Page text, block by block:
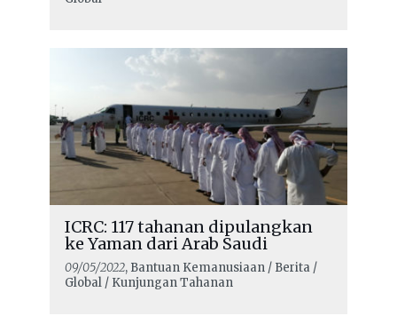
ICRC: 117 tahanan dipulangkan
ke Yaman dari Arab Saudi
09/05/2022, Bantuan Kemanusiaan / Berita /
Global / Kunjungan Tahanan